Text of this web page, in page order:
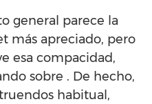
general parece la
más apreciado, pero
esa compacidad,
sobre . De hecho,
habitual,